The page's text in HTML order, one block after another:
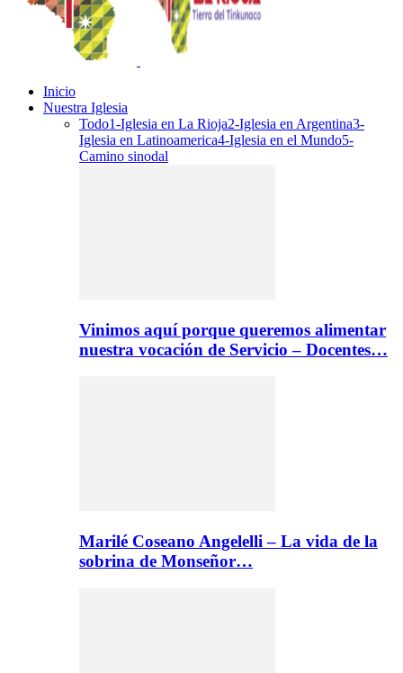
Inicio
Nuestra Iglesia
Todo1-Iglesia en La Rioja2-Iglesia en Argentina3-
Iglesia en Latinoamerica4-Iglesia en el Mundo5-
Camino sinodal
Vinimos aquí porque queremos alimentar
nuestra vocación de Servicio – Docentes…
Marilé Coseano Angelelli – La vida de la
sobrina de Monseñor…